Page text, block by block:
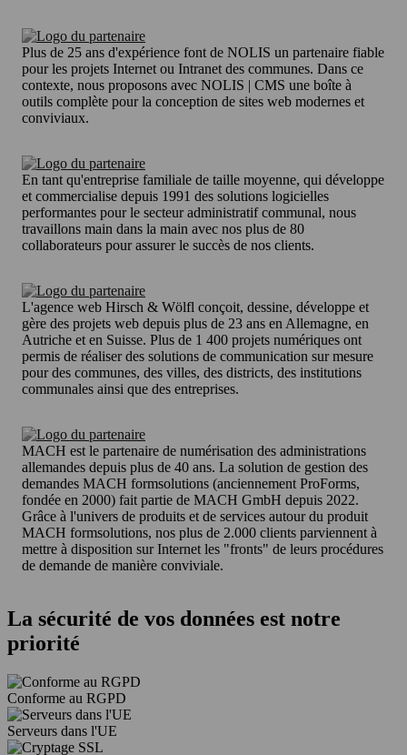
Plus de 25 ans d'expérience font de NOLIS un partenaire fiable
pour les projets Internet ou Intranet des communes. Dans ce
contexte, nous proposons avec NOLIS | CMS une boîte à
outils complète pour la conception de sites web modernes et
conviviaux.
En tant qu'entreprise familiale de taille moyenne, qui développe
et commercialise depuis 1991 des solutions logicielles
performantes pour le secteur administratif communal, nous
travaillons main dans la main avec nos plus de 80
collaborateurs pour assurer le succès de nos clients.
L'agence web Hirsch & Wölfl conçoit, dessine, développe et
gère des projets web depuis plus de 23 ans en Allemagne, en
Autriche et en Suisse. Plus de 1 400 projets numériques ont
permis de réaliser des solutions de communication sur mesure
pour des communes, des villes, des districts, des institutions
communales ainsi que des entreprises.
MACH est le partenaire de numérisation des administrations
allemandes depuis plus de 40 ans. La solution de gestion des
demandes MACH formsolutions (anciennement ProForms,
fondée en 2000) fait partie de MACH GmbH depuis 2022.
Grâce à l'univers de produits et de services autour du produit
MACH formsolutions, nos plus de 2.000 clients parviennent à
mettre à disposition sur Internet les "fronts" de leurs procédures
de demande de manière conviviale.
La sécurité de vos données est notre
priorité
Conforme au RGPD
Serveurs dans l'UE